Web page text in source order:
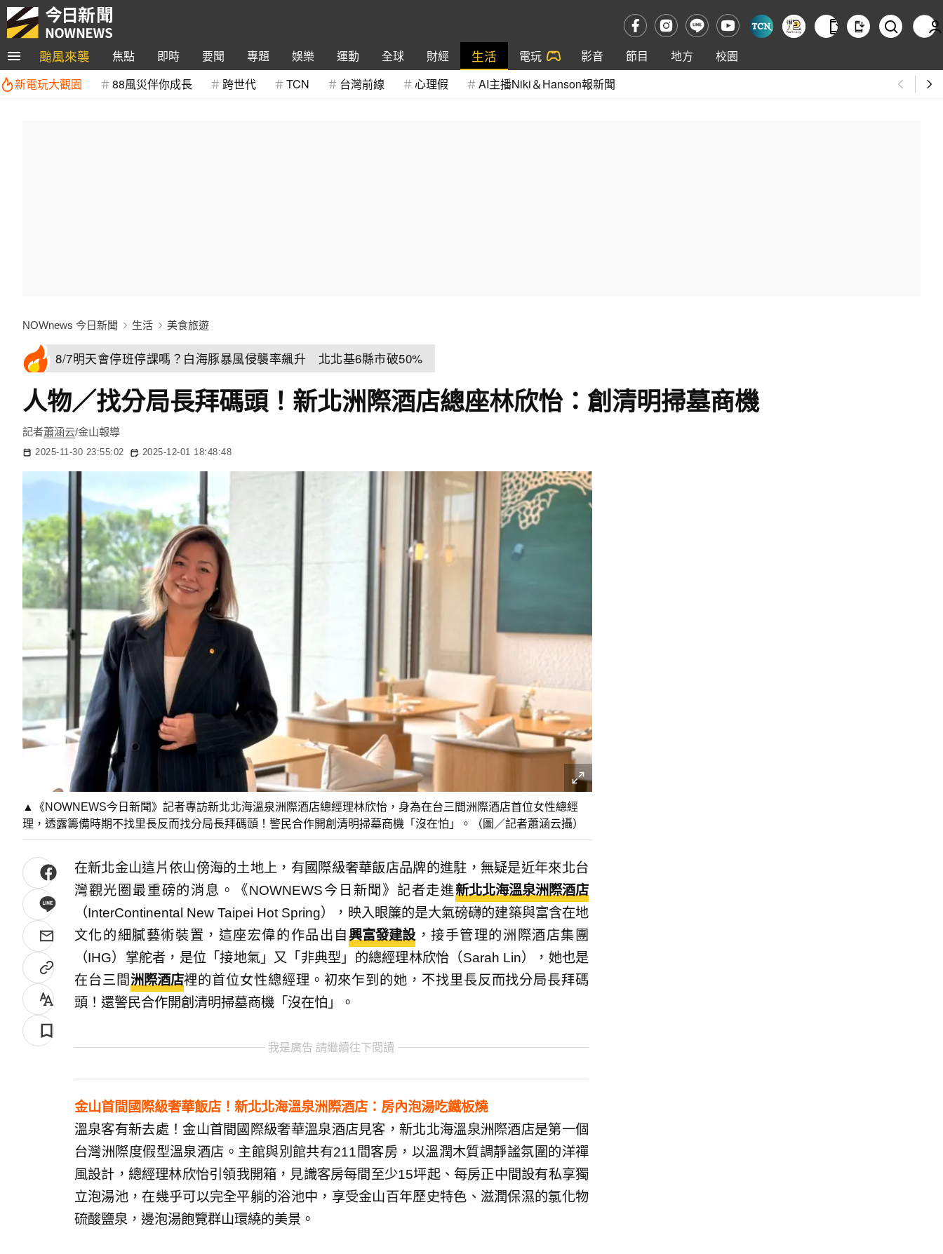
颱風來襲 焦點 即時 要聞 專題 娛樂 運動 全球 財經 生活 電玩 影音 節目 地方
校園
新電玩大觀園
88風災伴你成長 跨世代 TCN 台灣前線 心理假 AI主播Niki＆Hanson報新聞
NOWnews 今日新聞 生活 美食旅遊
8/7明天會停班停課嗎？白海豚暴風侵襲率飆升 北北基6縣市破50%
人物／找分局長拜碼頭！新北洲際酒店總座林欣怡：創清明掃墓商機
記者蕭涵云/金山報導
2025-11-30 23:55:02 2025-12-01 18:48:48
▲《NOWNEWS今日新聞》記者專訪新北北海溫泉洲際酒店總經理林欣怡，身為在台三間洲際酒店首位女性總經
理，透露籌備時期不找里長反而找分局長拜碼頭！警民合作開創清明掃墓商機「沒在怕」。（圖／記者蕭涵云攝）
在新北金山這片依山傍海的土地上，有國際級奢華飯店品牌的進駐，無疑是近年來北台
灣觀光圈最重磅的消息。《NOWNEWS今日新聞》記者走進新北北海溫泉洲際酒店
（InterContinental New Taipei Hot Spring），映入眼簾的是大氣磅礴的建築與富含在地
文化的細膩藝術裝置，這座宏偉的作品出自興富發建設，接手管理的洲際酒店集團
（IHG）掌舵者，是位「接地氣」又「非典型」的總經理林欣怡（Sarah Lin），她也是
在台三間洲際酒店裡的首位女性總經理。初來乍到的她，不找里長反而找分局長拜碼
頭！還警民合作開創清明掃墓商機「沒在怕」。
我是廣告 請繼續往下閱讀
金山首間國際級奢華飯店！新北北海溫泉洲際酒店：房內泡湯吃鐵板燒
溫泉客有新去處！金山首間國際級奢華溫泉酒店見客，新北北海溫泉洲際酒店是第一個
台灣洲際度假型溫泉酒店。主館與別館共有211間客房，以溫潤木質調靜謐氛圍的洋禪
風設計，總經理林欣怡引領我開箱，見識客房每間至少15坪起、每房正中間設有私享獨
立泡湯池，在幾乎可以完全平躺的浴池中，享受金山百年歷史特色、滋潤保濕的氯化物
硫酸鹽泉，邊泡湯飽覽群山環繞的美景。